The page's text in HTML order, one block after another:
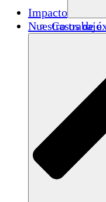
Impacto
Casos de
Nuestro trabajo